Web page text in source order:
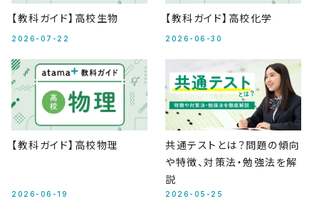
【教科ガイド】高校生物
2026-07-22
【教科ガイド】高校化学
2026-06-30
【教科ガイド】高校物理
2026-06-19
共通テストとは？問題の傾向
や特徴、対策法・勉強法を解
説
2026-05-25